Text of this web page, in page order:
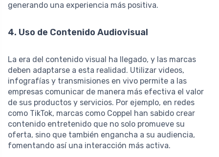
generando una experiencia más positiva.
4. Uso de Contenido Audiovisual
La era del contenido visual ha llegado, y las marcas
deben adaptarse a esta realidad. Utilizar videos,
infografías y transmisiones en vivo permite a las
empresas comunicar de manera más efectiva el valor
de sus productos y servicios. Por ejemplo, en redes
como TikTok, marcas como Coppel han sabido crear
contenido entretenido que no solo promueve su
oferta, sino que también engancha a su audiencia,
fomentando así una interacción más activa.